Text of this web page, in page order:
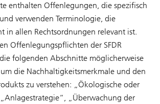
enthalten Offenlegungen, die spezifisch
verwenden Terminologie, die
in allen Rechtsordnungen relevant ist.
Offenlegungspflichten der SFDR
folgenden Abschnitte möglicherweise
die Nachhaltigkeitsmerkmale und den
zu verstehen: „Ökologische oder
„Überwachung der